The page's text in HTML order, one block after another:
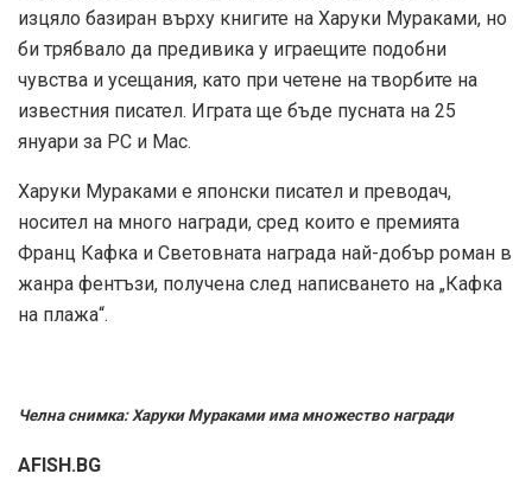
изцяло базиран върху книгите на Харуки Мураками, но
би трябвало да предивика у играещите подобни
чувства и усещания, като при четене на творбите на
известния писател. Играта ще бъде пусната на 25
януари за PC и Mac.
Харуки Мураками е японски писател и преводач,
носител на много награди, сред които е премията
Франц Кафка и Световната награда най-добър роман в
жанра фентъзи, получена след написването на „Кафка
на плажа“.
Челна снимка: Харуки Мураками има множество награди
AFISH.BG